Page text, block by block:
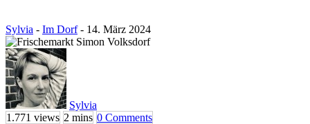
Sylvia - Im Dorf - 14. März 2024
Sylvia
1.771 views 2 mins 0 Comments